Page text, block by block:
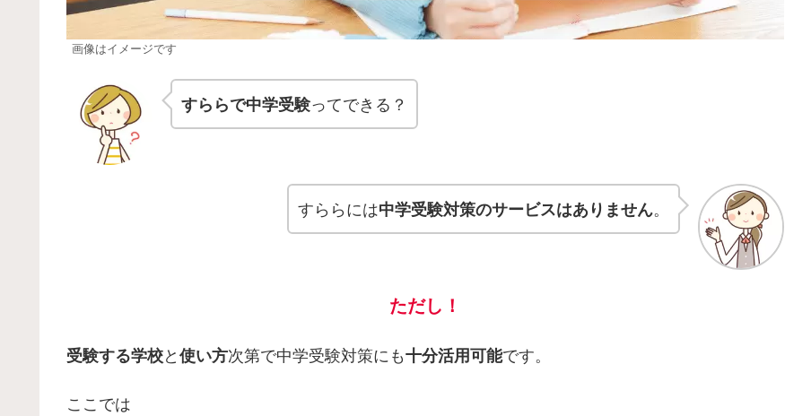
画像はイメージです
すららで中学受験ってできる？
すららには中学受験対策のサービスはありません。
ただし！
受験する学校と使い方次第で中学受験対策にも十分活用可能です。
ここでは